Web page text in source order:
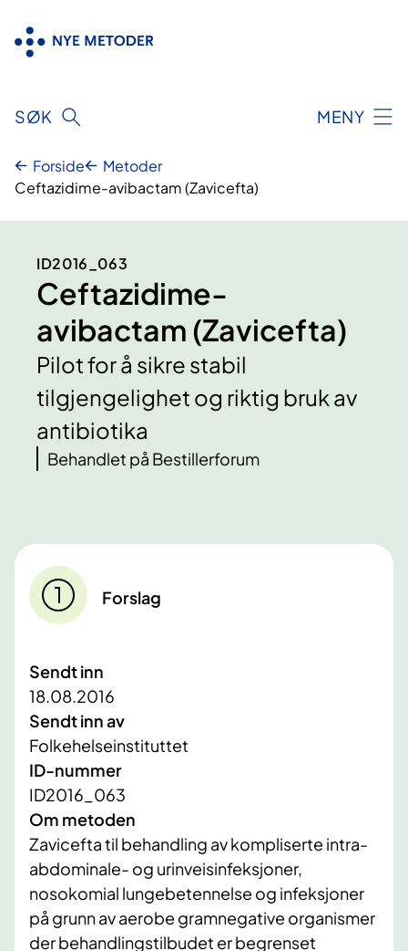
innhold
SØK MENY
Forside
Metoder
Ceftazidime-avibactam (Zavicefta)
ID2016_063
Ceftazidime-
avibactam (Zavicefta)
Pilot for å sikre stabil
tilgjengelighet og riktig bruk av
antibiotika
Behandlet på Bestillerforum
Forslag
Sendt inn
18.08.2016
Sendt inn av
Folkehelseinstituttet
ID-nummer
ID2016_063
Om metoden
Zavicefta til behandling av kompliserte intra-
abdominale- og urinveisinfeksjoner,
nosokomial lungebetennelse og infeksjoner
på grunn av aerobe gramnegative organismer
der behandlingstilbudet er begrenset